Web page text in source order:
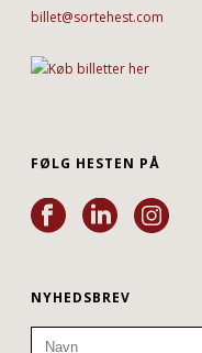
billet@sortehest.com
FØLG HESTEN PÅ
NYHEDSBREV